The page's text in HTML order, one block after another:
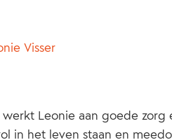
Visser
werkt Leonie aan goede
in het leven staan en